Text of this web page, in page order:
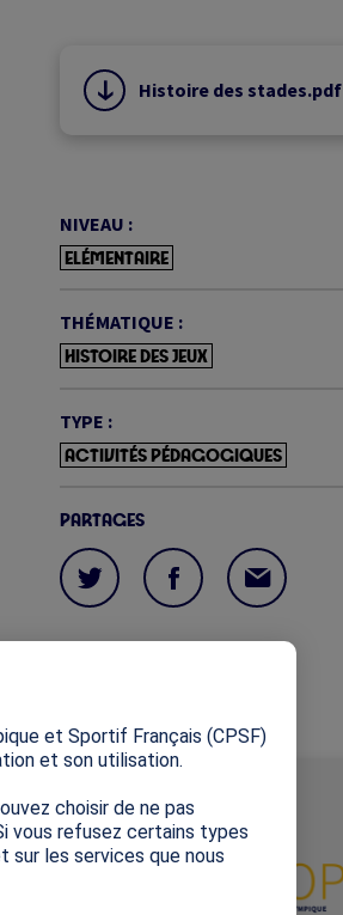
Histoire des stades.pdf
NIVEAU :
ELÉMENTAIRE
THÉMATIQUE :
HISTOIRE DES JEUX
TYPE :
ACTIVITÉS PÉDAGOGIQUES
PARTAGES
!
Image
et Sportif Français (CPSF)
et son utilisation.
choisir de ne pas
vous refusez certains types
les services que nous